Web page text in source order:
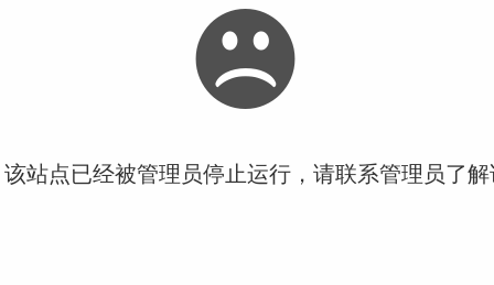
站点已经被管理员停止运行，请联系管理员了